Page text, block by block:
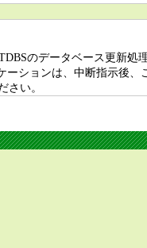
のデータベース更新
ションは、中断指示後
さい。